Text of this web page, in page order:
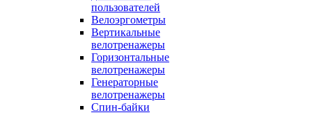
пользователей
Велоэргометры
Вертикальные
велотренажеры
Горизонтальные
велотренажеры
Генераторные
велотренажеры
Спин-байки